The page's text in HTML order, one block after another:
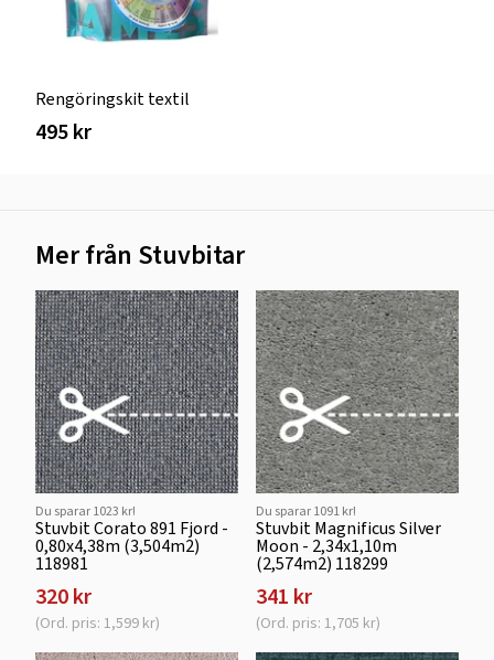
Rengöringskit textil
495 kr
Mer från Stuvbitar
Du sparar 1023 kr!
Stuvbit Corato 891 Fjord -
0,80x4,38m (3,504m2)
118981
320 kr
(Ord. pris: 1,599 kr)
Du sparar 1091 kr!
Stuvbit Magnificus Silver
Moon - 2,34x1,10m
(2,574m2) 118299
341 kr
(Ord. pris: 1,705 kr)